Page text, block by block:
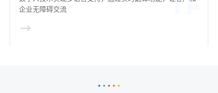
企业无障碍交流